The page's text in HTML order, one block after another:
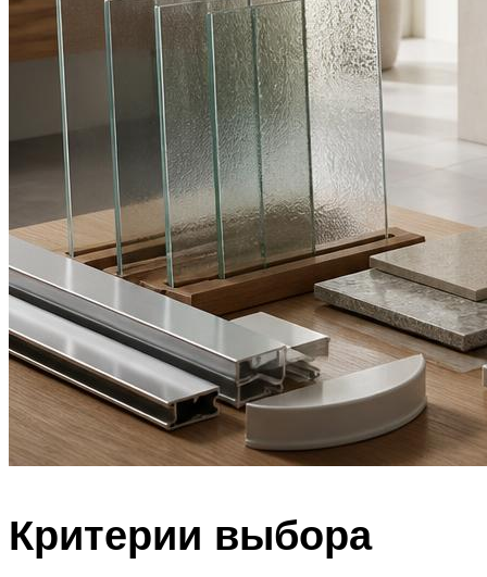
Критерии выбора